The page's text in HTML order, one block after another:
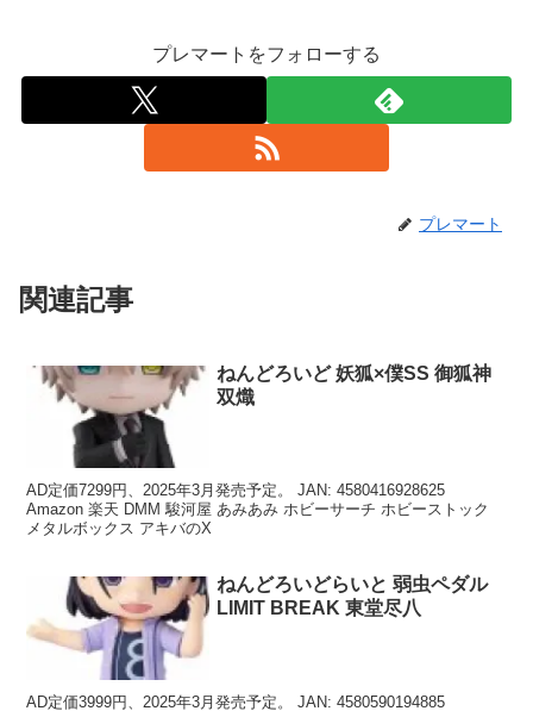
プレマートをフォローする
プレマート
関連記事
ねんどろいど 妖狐×僕SS 御狐神
双熾
AD定価7299円、2025年3月発売予定。 JAN: 4580416928625
Amazon 楽天 DMM 駿河屋 あみあみ ホビーサーチ ホビーストック
メタルボックス アキバのX
ねんどろいどらいと 弱虫ペダル
LIMIT BREAK 東堂尽八
AD定価3999円、2025年3月発売予定。 JAN: 4580590194885